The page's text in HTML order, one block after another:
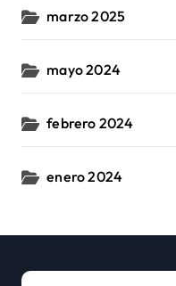
marzo 2025
mayo 2024
febrero 2024
enero 2024